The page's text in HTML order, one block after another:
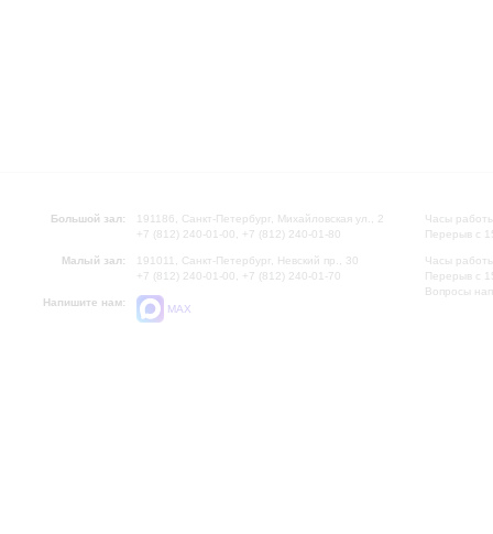
Большой зал:
191186, Санкт-Петербург, Михайловская ул., 2
+7 (812) 240-01-00, +7 (812) 240-01-80
Малый зал:
191011, Санкт-Петербург, Невский пр., 30
+7 (812) 240-01-00, +7 (812) 240-01-70
Напишите нам:
MAX
Часы
Перерыв с
Часы
Перерыв с
Вопросы